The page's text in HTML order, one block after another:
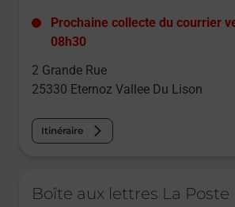
Prochaine collecte du courrier
08h30
2 Grande Rue
25330 Eternoz Vallee Du Lison
Itinéraire
Boîte aux lettres La Poste